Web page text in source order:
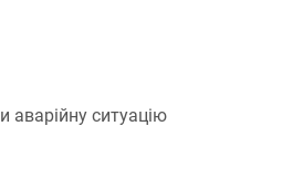
ситуацію